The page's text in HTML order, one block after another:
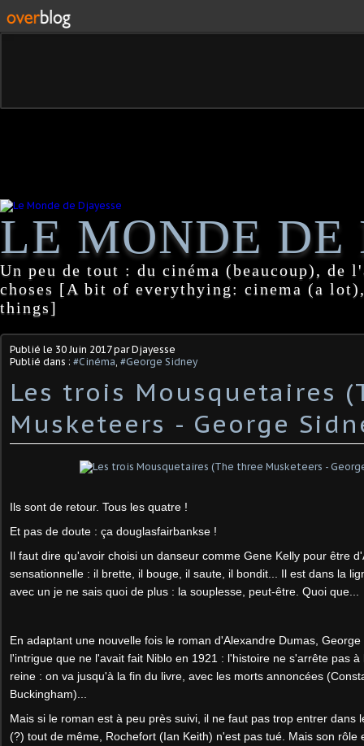
LE MONDE DE
Un peu de tout : du cinéma (beaucoup), de
choses [A bit of everythying: cinema (a
things]
Publié le 30 Juin 2017par Djayesse
Publié dans : #Cinéma #George Sidney
Les trois Mousquetaires
Musketeers - George
Ils sont de retour. Tous les quatre !
Et pas de doute : ça douglasfairbankse !
Il faut dire qu'avoir choisi un danseur comme Gene Kelly pour être
sensationnelle : il brette, il bouge, il saute, il bondit... Il est dans la
avec un je ne sais quoi de plus : la souplesse, peut-être. Quoi que...
En adaptant une nouvelle fois le roman d'Alexandre Dumas,
l'intrigue que ne l'avait fait Niblo en 1921 : l'histoire ne s'arrête pas
reine : on va jusqu'à la fin du livre, avec les morts annoncées
Buckingham)...
Mais si le roman est à peu près suivi, il ne faut pas trop entrer dans
(?) tout de même, Rochefort (Ian Keith) n'est pas tué. Mais son rôle